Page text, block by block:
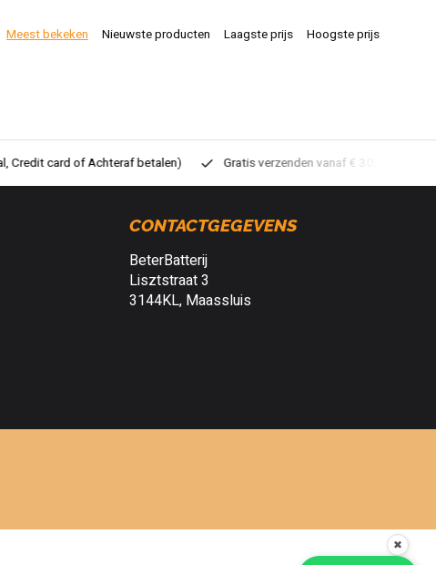
Meest bekeken Nieuwste producten Laagste prijs Hoogste prijs
Gratis verzenden vanaf € 30,- (NL) Verzendkosten € 2,95 (NL)
CONTACTGEGEVENS
BeterBatterij
Lisztstraat 3
3144KL, Maassluis
✖